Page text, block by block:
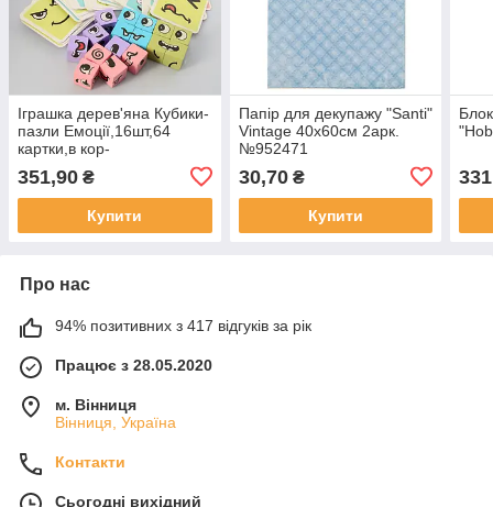
Іграшка дерев'яна Кубики-
пазли Емоції,16шт,64
картки,в кор-
№MD1561(40)
351,90 ₴
Купити
Папір для декупажу "Santi"
Vintage 40х60см 2арк.
№952471
30,70₴
Купити
Про нас
94% позитивних з 417 відгуків за рік
Працює з 28.05.2020
м. Вінниця
Вінниця, Україна
Контакти
Сьогодні вихідний